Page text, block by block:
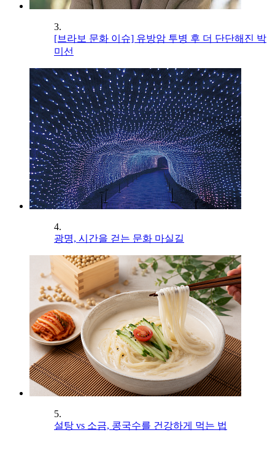
3.
[브라보 문화 이슈] 유방암 투병 후 더 단단해진 박
미선
4.
광명, 시간을 걷는 문화 마실길
5.
설탕 vs 소금, 콩국수를 건강하게 먹는 법